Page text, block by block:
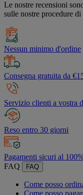
Le nostre recensioni
sulle nostre procedure
Nessun minimo d'ordine
Consegna gratuita da
Servizio clienti a vostra
Reso entro 30 giorni
Pagamenti sicuri al
FAQ
FAQ
Come posso